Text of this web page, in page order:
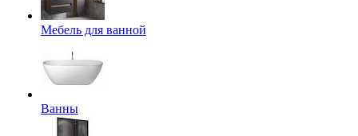
Мебель для ванной
Ванны